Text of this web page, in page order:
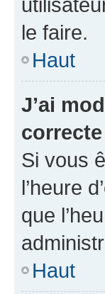
le faire.
Haut
J’ai
correcte
Si vous
l’heure
que
Haut